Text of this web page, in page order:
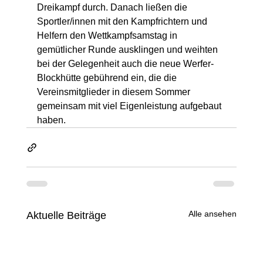
Dreikampf durch. Danach ließen die
Sportler/innen mit den Kampfrichtern und
Helfern den Wettkampfsamstag in
gemütlicher Runde ausklingen und weihten
bei der Gelegenheit auch die neue Werfer-
Blockhütte gebührend ein, die die
Vereinsmitglieder in diesem Sommer
gemeinsam mit viel Eigenleistung aufgebaut
haben.
Aktuelle Beiträge Alle ansehen